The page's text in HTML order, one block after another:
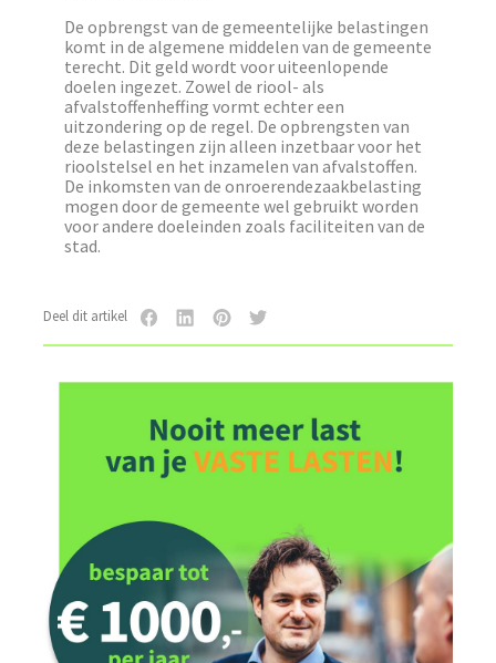
De opbrengst van de gemeentelijke belastingen
komt in de algemene middelen van de gemeente
terecht. Dit geld wordt voor uiteenlopende
doelen ingezet. Zowel de riool- als
afvalstoffenheffing vormt echter een
uitzondering op de regel. De opbrengsten van
deze belastingen zijn alleen inzetbaar voor het
rioolstelsel en het inzamelen van afvalstoffen.
De inkomsten van de onroerendezaakbelasting
mogen door de gemeente wel gebruikt worden
voor andere doeleinden zoals faciliteiten van de
stad.
Deel dit artikel